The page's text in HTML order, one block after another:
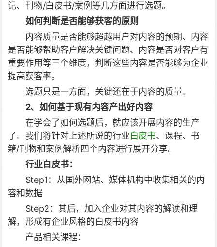
记、刊物/白皮书/案例等几方面进行选题。
如何判断是否能够获客的原则
内容质量是否能够超越用户对内容的预期、内容
是否能够帮助客户解决关键问题、内容是否对客户有
重要作用等三个维度，判断这些内容是否能够为企业
提高获客率。
选题只是一方面，关键还在于内容的质量。
2、如何基于现有内容产出好内容
在学会了如何选题后，就应该开展内容的生产
了。我们将针对上述所说的行业白皮书、课程、书
籍/刊物和案例解析四个内容进行展开分享。
行业白皮书：
Step1：从国外网站、媒体机构中收集相关的内
容和数据
Step2：其后，加入企业对其内容的解读和理
解，形成有企业风格的白皮书内容
产品相关课程：